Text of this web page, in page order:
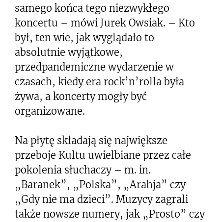
samego końca tego niezwykłego
koncertu – mówi Jurek Owsiak. – Kto
był, ten wie, jak wyglądało to
absolutnie wyjątkowe,
przedpandemiczne wydarzenie w
czasach, kiedy era rock’n’rolla była
żywa, a koncerty mogły być
organizowane.
Na płytę składają się największe
przeboje Kultu uwielbiane przez całe
pokolenia słuchaczy – m. in.
„Baranek”, „Polska”, „Arahja” czy
„Gdy nie ma dzieci”. Muzycy zagrali
także nowsze numery, jak „Prosto” czy